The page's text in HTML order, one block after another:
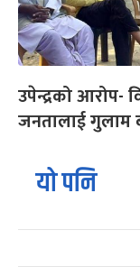
उपेन्द्रको आरोप-
जनतालाई गुलाम
यो पनि